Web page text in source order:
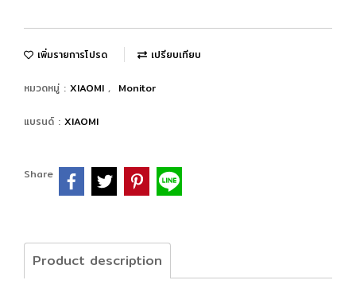
เพิ่มรายการโปรด เปรียบเทียบ
หมวดหมู่ : XIAOMI , Monitor
แบรนด์ : XIAOMI
Share
Product description